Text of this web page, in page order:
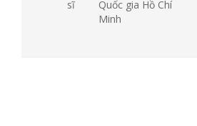
sĩ
Quốc gia Hồ Chí
Minh